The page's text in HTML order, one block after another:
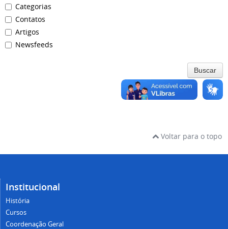
Categorias
Contatos
Artigos
Newsfeeds
Buscar
Voltar para o topo
Institucional
História
Cursos
Coordenação Geral